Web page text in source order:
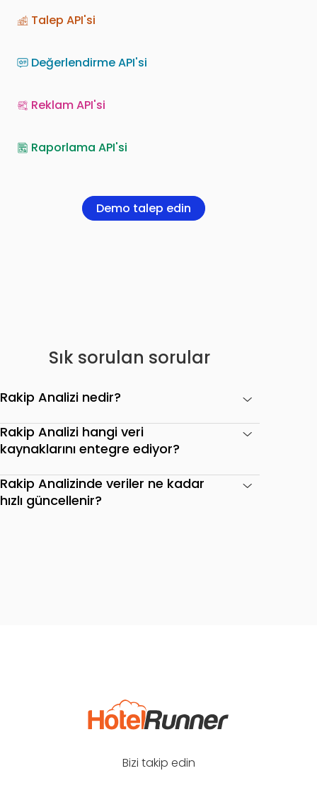
Talep API'si
Değerlendirme API'si
Reklam API'si
Raporlama API'si
Demo talep edin
Sık sorulan sorular
Rakip Analizi nedir?
Rakip Analizi hangi veri
kaynaklarını entegre ediyor?
Rakip Analizinde veriler ne kadar
hızlı güncellenir?
Bizi takip edin